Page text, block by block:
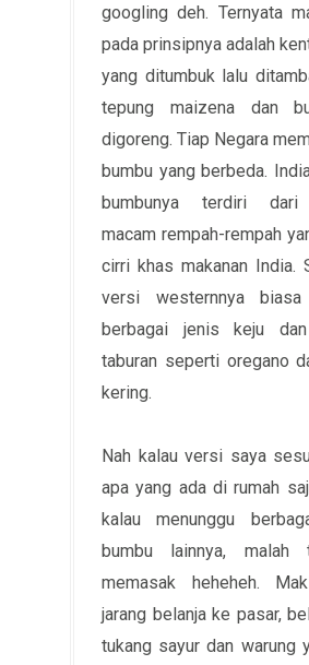
googling deh. Ternyata
pada prinsipnya adalah
yang ditumbuk lalu
tepung maizena dan
digoreng. Tiap Negara
bumbu yang berbeda.
bumbunya terdiri dari
macam rempah-rempah
cirri khas makanan India.
versi westernnya biasa
berbagai jenis keju
taburan seperti oregano
kering.
Nah kalau versi saya
apa yang ada di rumah
kalau menunggu
bumbu lainnya, malah
memasak heheheh.
jarang belanja ke pasar,
tukang sayur dan warung